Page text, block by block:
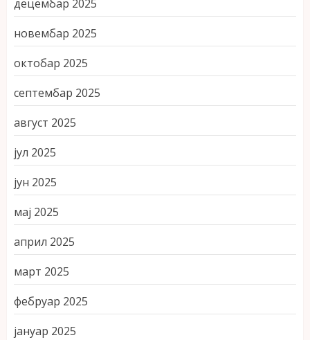
децембар 2025
новембар 2025
октобар 2025
септембар 2025
август 2025
јул 2025
јун 2025
мај 2025
април 2025
март 2025
фебруар 2025
јануар 2025